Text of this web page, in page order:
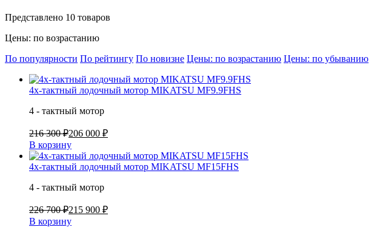
Представлено 10 товаров
Цены: по возрастанию
По популярности По рейтингу По новизне Цены: по возрастанию Цены: по убыванию
4х-тактный лодочный мотор MIKATSU MF9.9FHS
4 - тактный мотор
216 300 ₽206 000 ₽
В корзину
4х-тактный лодочный мотор MIKATSU MF15FHS
4 - тактный мотор
226 700 ₽215 900 ₽
В корзину